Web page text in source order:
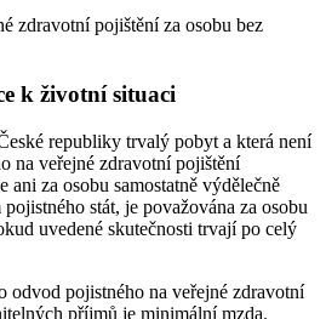
zdravotní pojištění za osobu bez
k životní situaci
republiky trvalý pobyt a která není
na veřejné zdravotní pojištění
ani za osobu samostatně výdělečně
stát, je považována za osobu
uvedené skutečnosti trvají po celý
odvod pojistného na veřejné zdravotní
příjmů je minimální mzda.